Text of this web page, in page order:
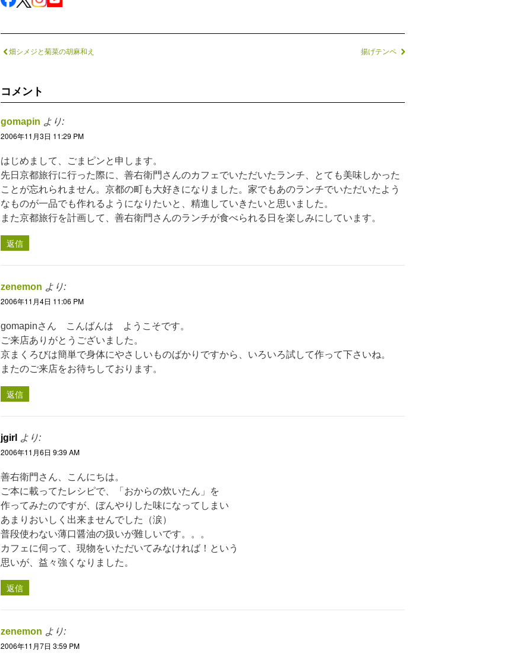
畑シメジと菊菜の胡麻和え 揚げテンペ
コメント
gomapin より:
2006年11月3日 11:29 PM
はじめまして、ごまピンと申します。
先日京都旅行に行った際に、善右衛門さんのカフェでいただいたランチ、とても美味しかった
ことが忘れられません。京都の町も大好きになりました。家でもあのランチでいただいたよう
なものが一品でも作れるようになりたいと、精進していきたいと思いました。
また京都旅行を計画して、善右衛門さんのランチが食べられる日を楽しみにしています。
返信
zenemon より:
2006年11月4日 11:06 PM
gomapinさん こんばんは ようこそです。
ご来店ありがとうございました。
京まくろびは簡単で身体にやさしいものばかりですから、いろいろ試して作って下さいね。
またのご来店をお待ちしております。
返信
jgirl より:
2006年11月6日 9:39 AM
善右衛門さん、こんにちは。
ご本に載ってたレシピで、「おからの炊いたん」を
作ってみたのですが、ぼんやりした味になってしまい
あまりおいしく出来ませんでした（涙）
普段使わない薄口醤油の扱いが難しいです。。。
カフェに伺って、現物をいただいてみなければ！という
思いが、益々強くなりました。
返信
zenemon より:
2006年11月7日 3:59 PM